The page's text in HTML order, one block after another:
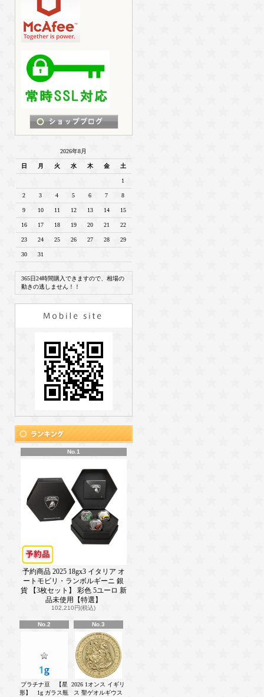
2026年8月
日 月 火 水 木 金 土
1
2 3 4 5 6 7 8
9 10 11 12 13 14 15
16 17 18 19 20 21 22
23 24 25 26 27 28 29
30 31
365日24時間購入できますので、相場の
動きの逃しません！！
No.1
予約商品 2025 18gx3 イタリア オ
ートモビリ・ランボルギーニ 銀
貨 【3枚セット】 彩色 5ユーロ 新
品未使用【特選】
102,210円(税込)
No.2
プラチナ豆 【星
形】 1g ガラス瓶
No.3
2026 1オンス イギリ
ス 聖ゲオルギウス